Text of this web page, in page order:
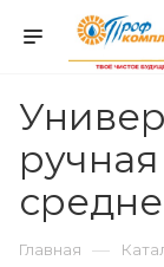
Главная —